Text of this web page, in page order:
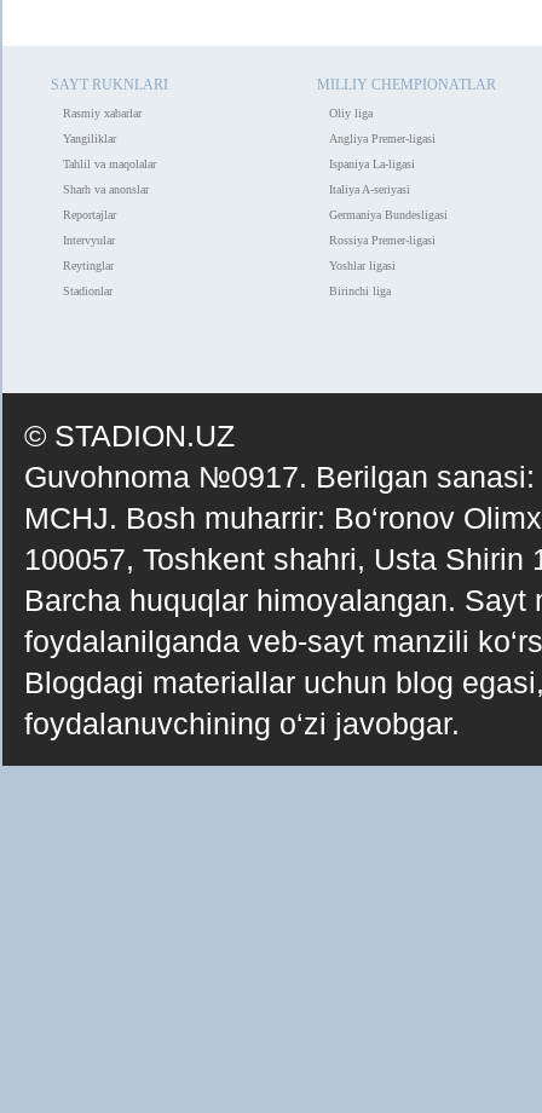
SAYT RUKNLARI
Rasmiy xabarlar
Yangiliklar
Tahlil va maqolalar
Sharh va anonslar
Reportajlar
Intervyular
Reytinglar
Stadionlar
MILLIY CHEMPIONATLAR
Oliy liga
Angliya Premer-ligasi
Ispaniya La-ligasi
Italiya A-seriyasi
Germaniya Bundesligasi
Rossiya Premer-ligasi
Yoshlar ligasi
Birinchi liga
© STADION.UZ
Guvohnoma №0917. Berilgan
MCHJ. Bosh muharrir: Bo‘ronov
100057, Toshkent shahri, Usta
Barcha huquqlar himoyalangan. Sayt
foydalanilganda veb-sayt manzili
Blogdagi materiallar uchun blog
foydalanuvchining o‘zi javobgar.